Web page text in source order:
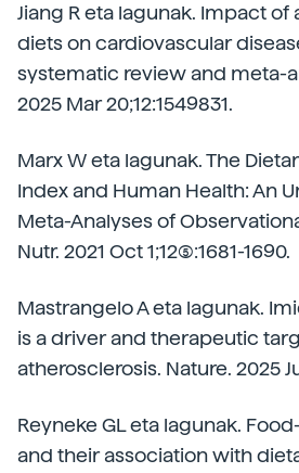
Jiang R eta lagunak. Impact
diets on cardiovascular
systematic review and meta-
2025 Mar 20;12:1549831.
Marx W eta lagunak. The
Index and Human Health: An
Meta-Analyses of
Nutr. 2021 Oct 1;12(5):1681-1690.
Mastrangelo A eta lagunak.
is a driver and therapeutic
atherosclerosis. Nature. 2025
Reyneke GL eta lagunak.
and their association with